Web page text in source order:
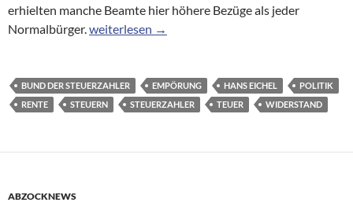
erhielten manche Beamte hier höhere Bezüge als jeder
Normalbürger.Mehrfachbezüge: Eichels Pensionsforderung
weiterlesen →
BUND DER STEUERZAHLER EMPÖRUNG HANS EICHEL
POLITIK
RENTE
STEUERN STEUERZAHLER TEUER WIDERSTAND
ABZOCKNEWS